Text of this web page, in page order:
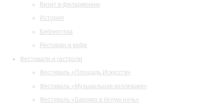
Визит в филармонию
История
Библиотека
Ресторан и кафе
Фестивали и гастроли
Фестиваль «Площадь Искусств»
Фестиваль «Музыкальная коллекция»
Фестиваль «Барокко в белую ночь»